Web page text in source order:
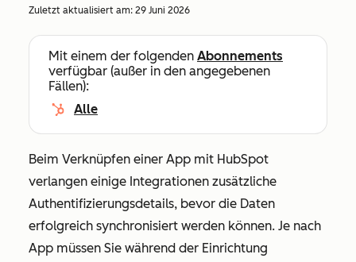
Zuletzt aktualisiert am: 29 Juni 2026
Mit einem der folgenden Abonnements
verfügbar (außer in den angegebenen
Fällen):
Alle
Beim Verknüpfen einer App mit HubSpot
verlangen einige Integrationen zusätzliche
Authentifizierungsdetails, bevor die Daten
erfolgreich synchronisiert werden können. Je nach
App müssen Sie während der Einrichtung